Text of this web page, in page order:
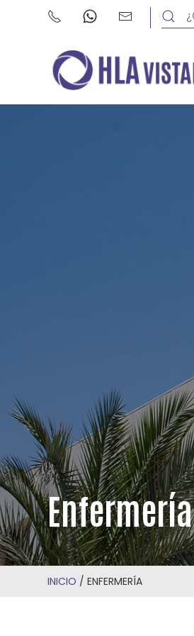
Enfermería
INICIO /ENFERMERÍA